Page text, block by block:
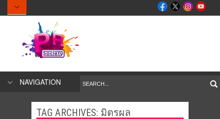
NAVIGATION
TAG ARCHIVES: มิตรผล